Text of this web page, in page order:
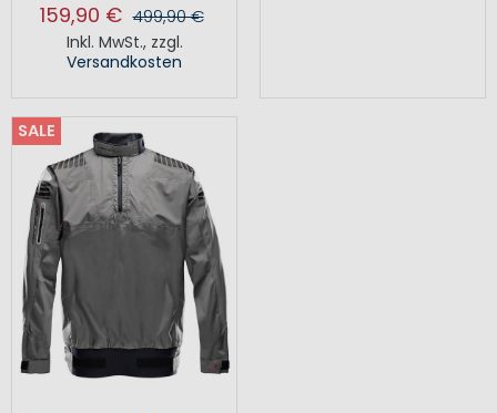
159,90 € 499,90 €
Inkl. MwSt., zzgl.
Versandkosten
SALE